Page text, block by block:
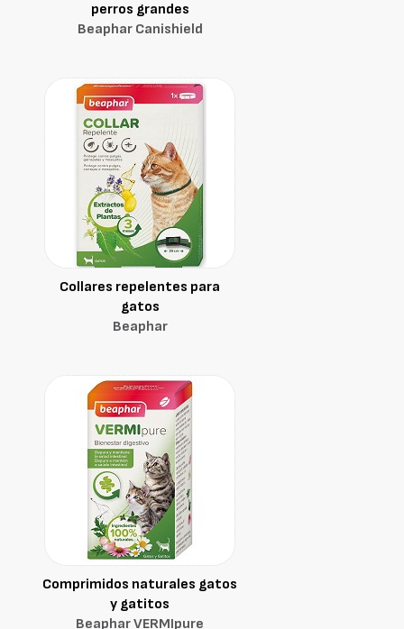
perros grandes
Beaphar Canishield
Collares repelentes para
gatos
Beaphar
Comprimidos naturales gatos
y gatitos
Beaphar VERMIpure